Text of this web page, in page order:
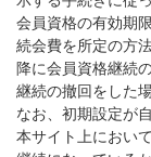
会員資格の有効期
続会費を所定の方
降に会員資格継続
継続の撤回をした
なお、初期設定が
本サイト上におい